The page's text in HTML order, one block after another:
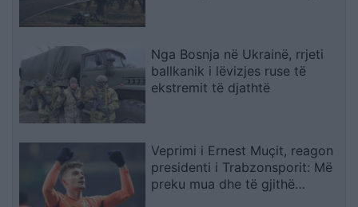
Nga Bosnja në Ukrainë, rrjeti
ballkanik i lëvizjes ruse të
ekstremit të djathtë
Veprimi i Ernest Muçit, reagon
presidenti i Trabzonsporit: Më
preku mua dhe të gjithë